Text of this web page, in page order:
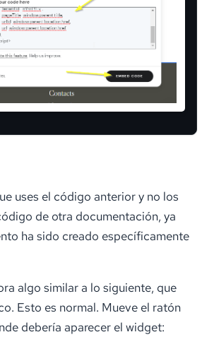
uses el código anterior y no los
de otra documentación, ya
ha sido creado específicamente
algo similar a lo siguiente, que
Esto es normal. Mueve el ratón
debería aparecer el widget: